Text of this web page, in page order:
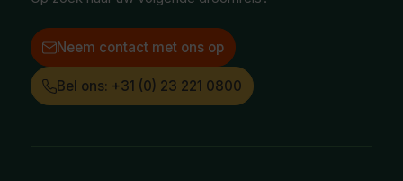
Neem contact met ons op
Bel ons: +31 (0) 23 221 0800